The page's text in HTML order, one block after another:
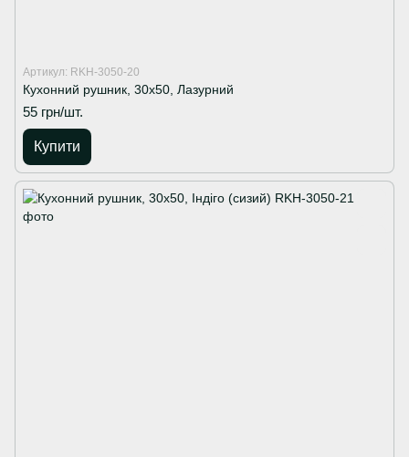
Артикул: RKH-3050-20
Кухонний рушник, 30х50, Лазурний
55 грн/шт.
Купити